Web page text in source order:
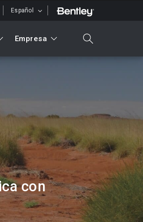
Español
Empresa
search
con